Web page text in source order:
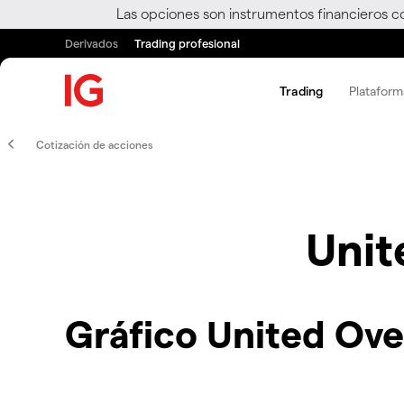
Las opciones son instrumentos financieros
Derivados Trading profesional
Trading
Cotización de acciones
Gráfico United